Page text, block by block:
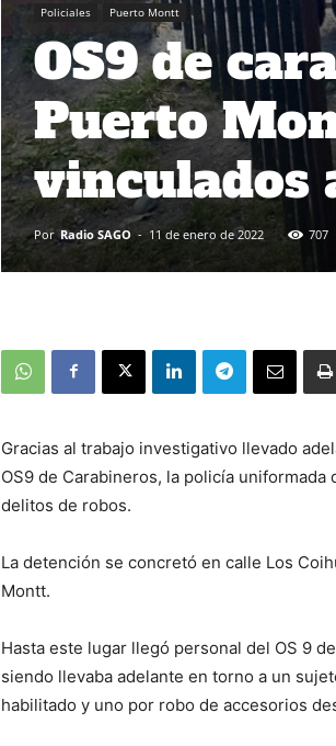
Policiales Puerto Montt
OS9 de
Puerto
vinculados
Por Radio SAGO - 11 de enero de 2022 707
Gracias al trabajo investigativo llevado
OS9 de Carabineros, la policía
delitos de robos.
La detención se concretó en calle Los
Montt.
Hasta este lugar llegó personal del OS 9
siendo llevaba adelante en torno a un
habilitado y uno por robo de accesorios